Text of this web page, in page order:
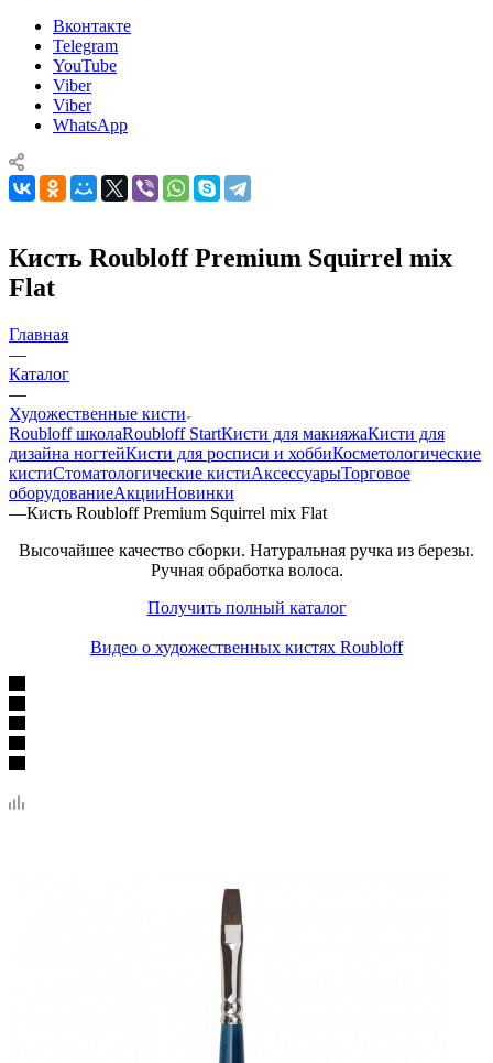
Вконтакте
Telegram
YouTube
Viber
Viber
WhatsApp
Кисть Roubloff Premium Squirrel mix
Flat
Главная
—
Каталог
—
Художественные кисти
Roubloff школаRoubloff StartКисти для макияжаКисти для
дизайна ногтейКисти для росписи и хоббиКосметологические
кистиСтоматологические кистиАксессуарыТорговое
оборудованиеАкцииНовинки
—Кисть Roubloff Premium Squirrel mix Flat
Высочайшее качество сборки. Натуральная ручка из березы.
Ручная обработка волоса.
Получить полный каталог
Видео о художественных кистях Roubloff